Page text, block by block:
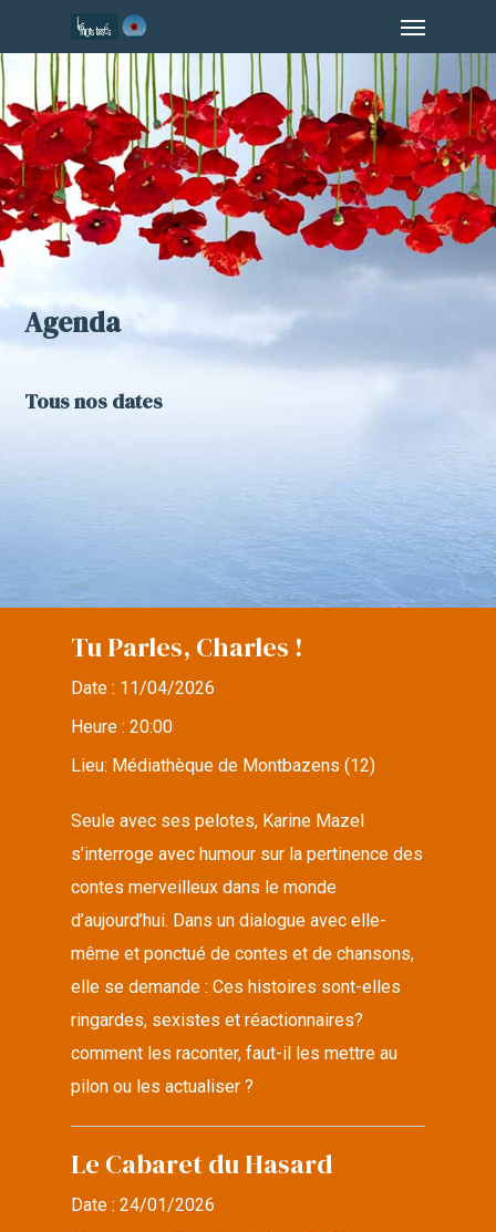
to
main
content
Agenda
Tous nos dates
Tu Parles, Charles !
Date : 11/04/2026
Heure :20:00
Lieu: Médiathèque de Montbazens (12)
Seule avec ses pelotes, Karine Mazel
s’interroge avec humour sur la pertinence des
contes merveilleux dans le monde
d’aujourd’hui. Dans un dialogue avec elle-
même et ponctué de contes et de chansons,
elle se demande : Ces histoires sont-elles
ringardes, sexistes et réactionnaires?
comment les raconter, faut-il les mettre au
pilon ou les actualiser ?
Le Cabaret du Hasard
Date :24/01/2026